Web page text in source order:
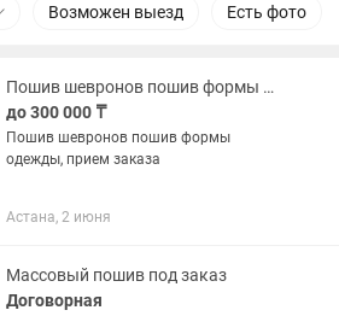
Возможен выезд Есть фото
Пошив шевронов пошив формы одежды, прием заказа
до 300 000 ₸
Пошив шевронов пошив формы
одежды, прием заказа
Астана, 2 июня
Массовый пошив под заказ
Договорная